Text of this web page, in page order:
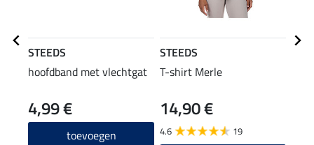
STEEDS
hoofdband met vlechtgat
4,99 €
toevoegen
STEEDS
T-shirt Merle
14,90 €
4.6 19